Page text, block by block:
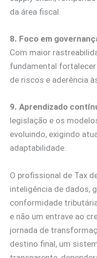
da área fiscal.
8. Foco em
Com maior
fundamental
de riscos e aderência
9. Aprendizado
legislação e os
evoluindo, exigindo
adaptabilidade.
O profissional de Tax
inteligência de dados,
conformidade
e não um entrave ao
jornada de
destino final, um